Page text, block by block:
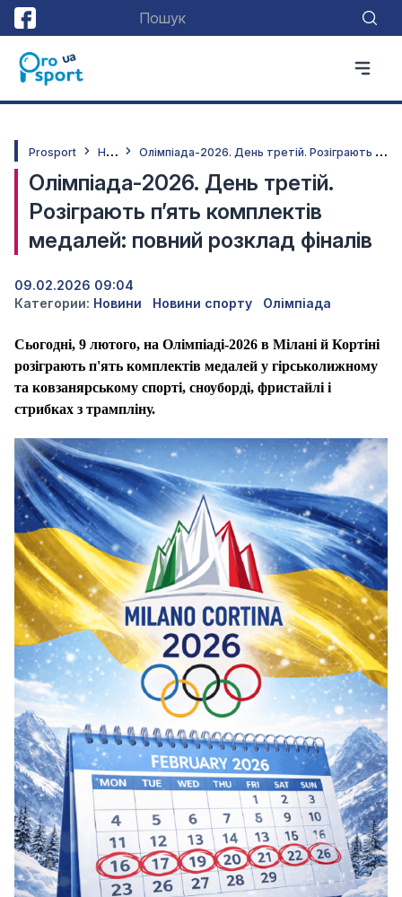
Prosport Н
овини О
лімпіада-2026. День третій. Розіграють п’ять комплектів медалей: повний розклад фіналів
Олімпіада-2026. День третій.
Розіграють п’ять комплектів
медалей: повний розклад фіналів
09.02.2026 09:04
Категории: Новини Новини спорту Олімпіада
Сьогодні, 9 лютого, на Олімпіаді-2026 в Мілані й Кортіні
розіграють п'ять комплектів медалей у гірськолижному
та ковзанярському спорті, сноуборді, фристайлі і
стрибках з трампліну.